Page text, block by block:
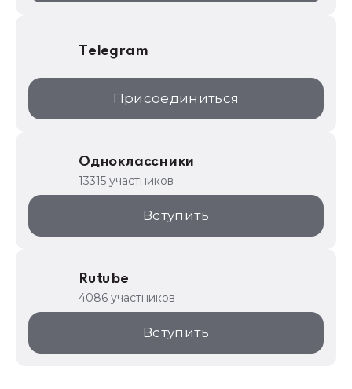
Telegram
Присоединиться
Одноклассники
13315 участников
Вступить
Rutube
4086 участников
Вступить